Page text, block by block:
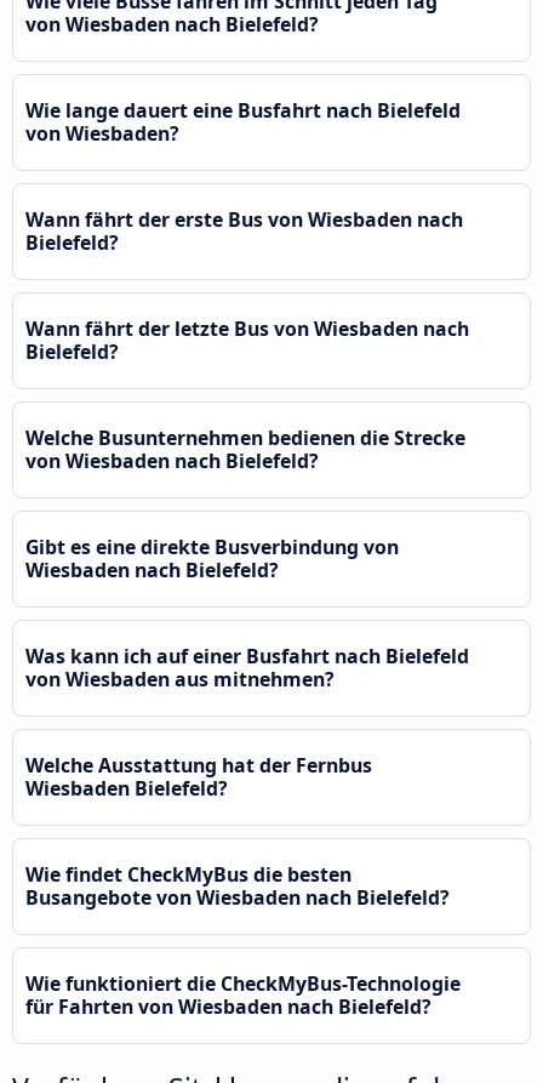
von Wiesbaden nach Bielefeld?
Wie lange dauert eine Busfahrt nach Bielefeld
von Wiesbaden?
Wann fährt der erste Bus von Wiesbaden nach
Bielefeld?
Wann fährt der letzte Bus von Wiesbaden nach
Bielefeld?
Welche Busunternehmen bedienen die Strecke
von Wiesbaden nach Bielefeld?
Gibt es eine direkte Busverbindung von
Wiesbaden nach Bielefeld?
Was kann ich auf einer Busfahrt nach Bielefeld
von Wiesbaden aus mitnehmen?
Welche Ausstattung hat der Fernbus
Wiesbaden Bielefeld?
Wie findet CheckMyBus die besten
Busangebote von Wiesbaden nach Bielefeld?
Wie funktioniert die CheckMyBus-Technologie
für Fahrten von Wiesbaden nach Bielefeld?